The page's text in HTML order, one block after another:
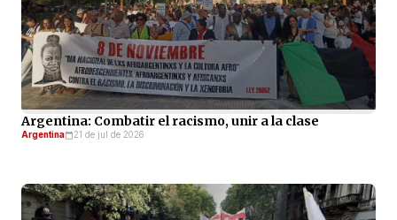
Argentina: Combatir el racismo, unir a la clase
Argentina 21 de jul de 2026